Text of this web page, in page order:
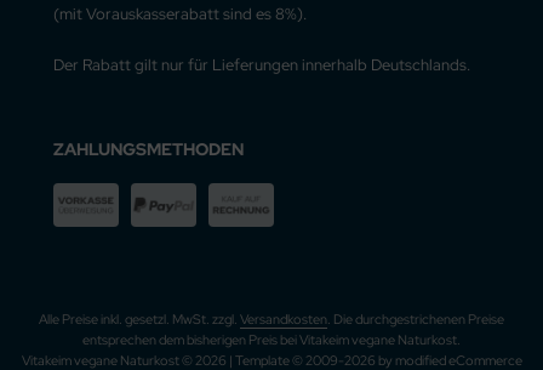
(mit Vorauskasserabatt sind es 8%).
Der Rabatt gilt nur für Lieferungen innerhalb Deutschlands.
ZAHLUNGSMETHODEN
Alle Preise inkl. gesetzl. MwSt. zzgl. Versandkosten . Die durchgestrichenen Preise
entsprechen dem bisherigen Preis bei Vitakeim vegane Naturkost.
Vitakeim vegane Naturkost © 2026 | Template © 2009-2026 by modified eCommerce